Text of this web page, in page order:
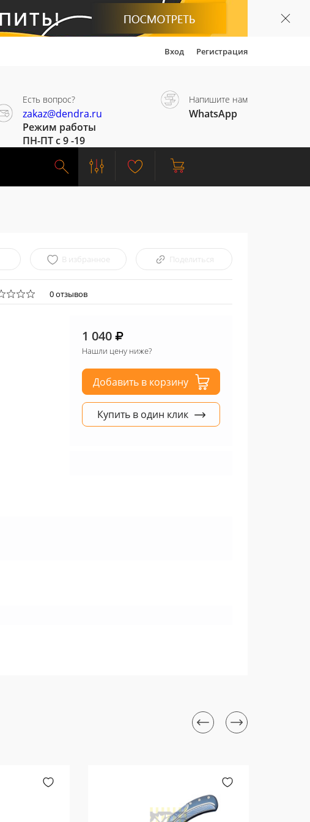
Вход Регистрация
Есть вопрос?
zakaz@dendra.ru
Режим работы
ПН-ПТ с 9 -19
Напишите нам
WhatsApp
В избранное Поделиться
0 отзывов
1 040
Нашли цену ниже?
Добавить в корзину
Купить в один клик